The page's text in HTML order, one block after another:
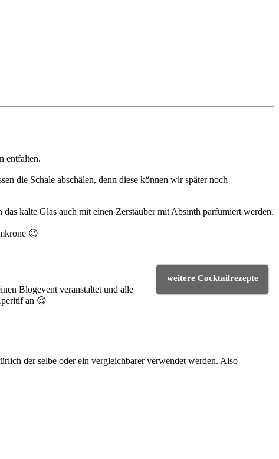
entfalten.
die Schale abschälen, denn diese können wir später noch
kalte Glas auch mit einen Zerstäuber mit Absinth parfümiert werden.
😉
weitere Cocktailrezepte
Blogevent veranstaltet und alle
an 😉
der selbe oder ein vergleichbarer verwendet werden. Also